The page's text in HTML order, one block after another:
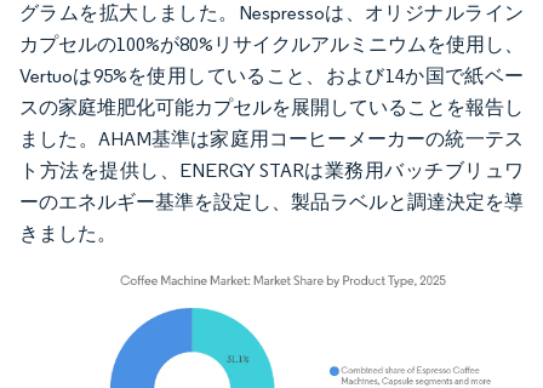
グラムを拡大しました。Nespressoは、オリジナルライン
カプセルの100%が80%リサイクルアルミニウムを使用し、
Vertuoは95%を使用していること、および14か国で紙ベー
スの家庭堆肥化可能カプセルを展開していることを報告し
ました。AHAM基準は家庭用コーヒーメーカーの統一テス
ト方法を提供し、ENERGY STARは業務用バッチブリュワ
ーのエネルギー基準を設定し、製品ラベルと調達決定を導
きました。